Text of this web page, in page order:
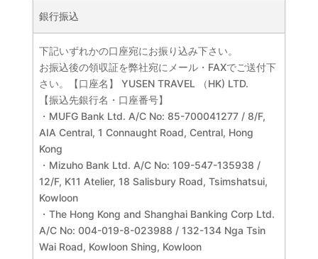
銀行振込
下記いずれかの口座宛にお振り込み下さい。
お振込後の領収証を弊社宛にメール・FAXでご送付下
さい。【口座名】 YUSEN TRAVEL （HK) LTD.
【振込先銀行名・口座番号】
・MUFG Bank Ltd. A/C No: 85-700041277 / 8/F,
AIA Central, 1 Connaught Road, Central, Hong
Kong
・Mizuho Bank Ltd. A/C No: 109-547-135938 /
12/F, K11 Atelier, 18 Salisbury Road, Tsimshatsui,
Kowloon
・The Hong Kong and Shanghai Banking Corp Ltd.
A/C No: 004-019-8-023988 / 132-134 Nga Tsin
Wai Road, Kowloon Shing, Kowloon